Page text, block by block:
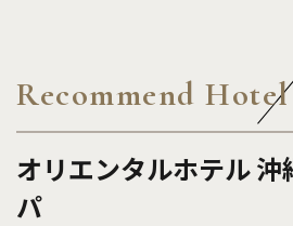
Recommend Hotel
オリエンタルホテル
パ